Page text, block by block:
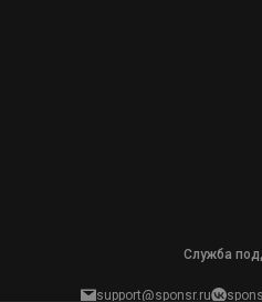
Служба
support@sponsr.ru